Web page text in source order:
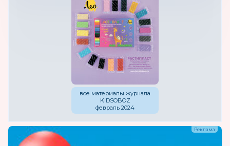
все материалы журнала
KIDSOBOZ
февраль 2024